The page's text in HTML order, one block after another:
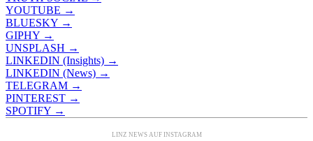
YOUTUBE →
BLUESKY →
GIPHY →
UNSPLASH →
LINKEDIN (Insights) →
LINKEDIN (News) →
TELEGRAM →
PINTEREST →
SPOTIFY →
LINZ NEWS AUF INSTAGRAM